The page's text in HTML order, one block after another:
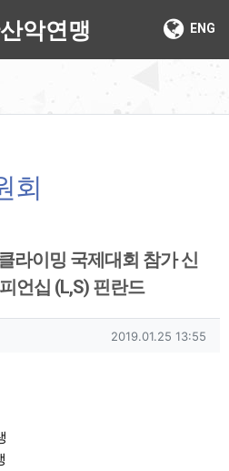
ENG
악연맹
회
라이밍 국제대회 참가 신
언십 (L,S) 핀란드
작성일
2019.01.25 13:55